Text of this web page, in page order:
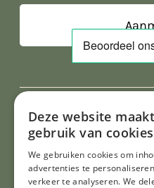
Al onze
Deze website maakt
gebruik van
We gebruiken cookies om
advertenties te
verkeer te analyseren. We